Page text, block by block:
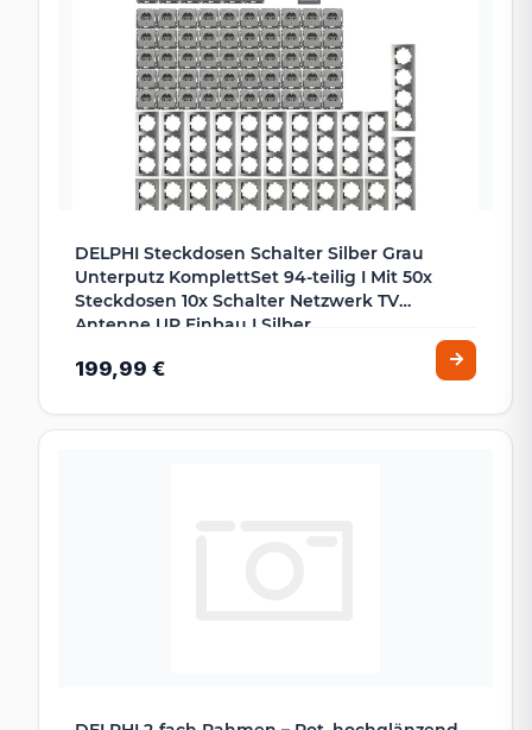
DELPHI Steckdosen Schalter Silber Grau
Unterputz KomplettSet 94-teilig I Mit 50x
Steckdosen 10x Schalter Netzwerk TV
Antenne UP Einbau I Silber
199,99 €